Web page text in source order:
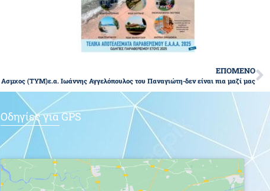
ΕΠΟΜΕΝΟ
Ασμχος (ΤΥΜ)ε.α. Ιωάννης Αγγελόπουλος του Παναγιώτη-δεν είναι πια μαζί μας
Οδηγίες για GPS